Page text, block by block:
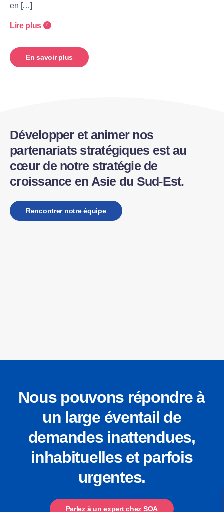
en […]
Lire plus
En savoir plus
Développer et animer nos
partenariats stratégiques est au
cœur de notre stratégie de
croissance en Asie du Sud-Est.
Rencontrer notre équipe
Nous pouvons répondre à
un large éventail de
demandes inattendues,
inhabituelles et parfois
urgentes.
Parlez à un expert chez SOA